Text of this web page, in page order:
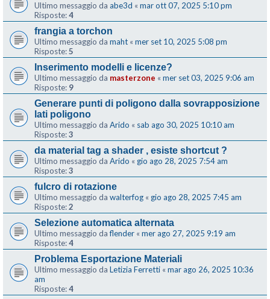
Ultimo messaggio da abe3d « mar ott 07, 2025 5:10 pm
Risposte:4
frangia a torchon
Ultimo messaggio da maht « mer set 10, 2025 5:08 pm
Risposte:5
Inserimento modelli e licenze?
Ultimo messaggio da masterzone « mer set 03, 2025 9:06 am
Risposte: 9
Generare punti di poligono dalla sovrapposizione
lati poligono
Ultimo messaggio da Arido « sab ago 30, 2025 10:10 am
Risposte:3
da material tag a shader , esiste shortcut ?
Ultimo messaggio da Arido « gio ago 28, 2025 7:54 am
Risposte:3
fulcro di rotazione
Ultimo messaggio da walterfog « gio ago 28, 2025 7:45 am
Risposte:2
Selezione automatica alternata
Ultimo messaggio daflender « mer ago 27, 2025 9:19 am
Risposte:4
Problema Esportazione Materiali
Ultimo messaggio da Letizia Ferretti « mar ago 26, 2025 10:36
am
Risposte:4